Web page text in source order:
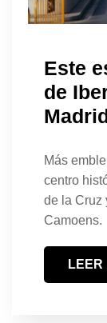
Este
de
Más
centro
de la Cruz
Camoens.
LEER